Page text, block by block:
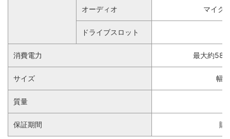
オーディオ マイク
ドライブスロット
消費電力 最大約58W
サイズ 幅
質量
保証期間 購